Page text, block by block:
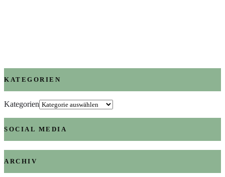
KATEGORIEN
Kategorien
SOCIAL MEDIA
ARCHIV